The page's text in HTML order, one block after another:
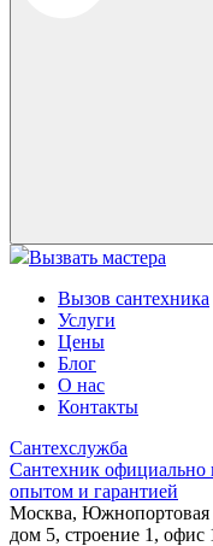
Вызвать мастера
Вызов сантехника
Услуги
Цены
Блог
О нас
Контакты
Сантехслужба
Сантехник
опытом и гарантией
Москва, Южнопортовая
дом 5, строение 1, офис